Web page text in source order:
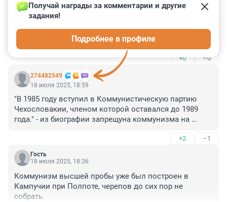
Гость
Этот лозунг описывает жизнь членов ЦК
+0 –0
274482549
Получай награды за комментарии и другие
задания!
Подробнее в профиле
18 июля 2025, 18:59
"В 1985 году вступил в Коммунистическую партию
Чехословакии, членом которой оставался до 1989
года." - из биографии запрещуна коммунизма на
+2 –1
Гость
18 июля 2025, 18:36
Коммунизм высшей пробы уже был построен в
Кампучии при Полпоте, черепов до сих пор не
собрать.